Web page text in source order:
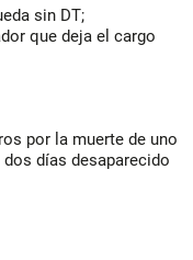
sin DT;
que deja el cargo
por la muerte de uno
días desaparecido